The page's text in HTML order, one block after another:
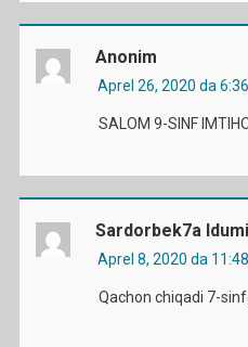
Anonim
Aprel 26, 2020 da
SALOM 9-SINF
Sardorbek7a
Aprel 8, 2020 da
Qachon chiqadi 7-